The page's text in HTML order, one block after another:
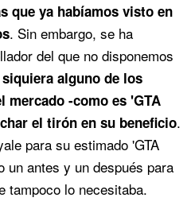
que ya habíamos visto en
. Sin embargo, se ha
del que no disponemos
alguno de los
mercado -como es 'GTA
el tirón en su beneficio.
para su estimado 'GTA
un antes y un después para
tampoco lo necesitaba.